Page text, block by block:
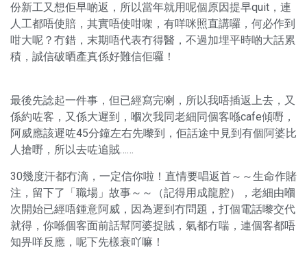
份新工又想佢早啲返，所以當年就用呢個原因提早quit，連
人工都唔使賠，其實唔使咁㗎，有咩咪照直講囉，何必作到
咁大呢？冇錯，末期唔代表冇得醫，不過加埋平時啲大話累
積，誠信破晒產真係好難信佢囉！
最後先諗起一件事，但已經寫完喇，所以我唔插返上去，又
係約咗客，又係大遲到，嗰次我同老細同個客喺cafe傾嘢，
阿威應該遲咗45分鐘左右先嚟到，佢話途中見到有個阿婆比
人搶嘢，所以去咗追賊……
30幾度汗都冇滴，一定信你啦！直情要唱返首～～生命作賭
注，留下了「職場」故事～～（記得用成龍腔），老細由嗰
次開始已經唔鍾意阿威，因為遲到冇問題，打個電話嚟交代
就得，你喺個客面前話幫阿婆捉賊，氣都冇喘，連個客都唔
知畀咩反應，呢下先樣衰吖嘛！